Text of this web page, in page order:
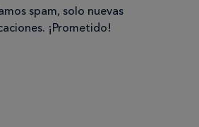
spam, solo nuevas
¡Prometido!